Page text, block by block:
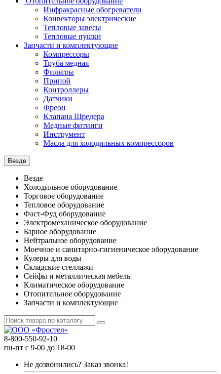
Инфракрасные обогреватели
Конвекторы электрические
Тепловые завесы
Тепловые пушки
Запчасти и комплектующие
Компрессоры
Труба медная
Фильтры
Припой
Контроллеры
Датчики
Фреон
Клапана Шредера
Медные фитинги
Инструмент
Масла для холодильных компрессоров
Везде
Везде
Холодильное оборудование
Торговое оборудование
Тепловое оборудование
Фаст-Фуд оборудование
Электромеханическое оборудование
Барное оборудование
Нейтральное оборудование
Моечное и санитарно-гигиеническое оборудование
Кулеры для воды
Складские стеллажи
Сейфы и металлическая мебель
Климатическое оборудование
Отопительное оборудование
Запчасти и комплектующие
8-800-550-92-10
пн-пт с 9-00 до 18-00
Не дозвонились? Заказ звонка!